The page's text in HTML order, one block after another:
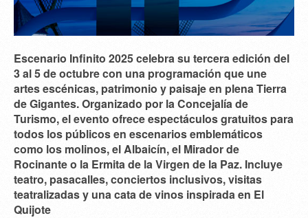
Escenario Infinito 2025 celebra su tercera edición del
3 al 5 de octubre con una programación que une
artes escénicas, patrimonio y paisaje en plena Tierra
de Gigantes. Organizado por la Concejalía de
Turismo, el evento ofrece espectáculos gratuitos para
todos los públicos en escenarios emblemáticos
como los molinos, el Albaicín, el Mirador de
Rocinante o la Ermita de la Virgen de la Paz. Incluye
teatro, pasacalles, conciertos inclusivos, visitas
teatralizadas y una cata de vinos inspirada en El
Quijote